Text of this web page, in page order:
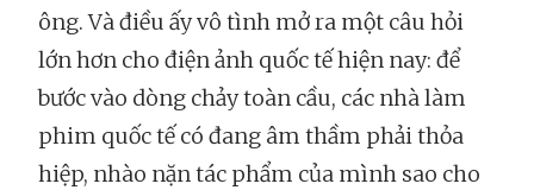
ông. Và điều ấy vô tình mở ra một câu hỏi
lớn hơn cho điện ảnh quốc tế hiện nay: để
bước vào dòng chảy toàn cầu, các nhà làm
phim quốc tế có đang âm thầm phải thỏa
hiệp, nhào nặn tác phẩm của mình sao cho